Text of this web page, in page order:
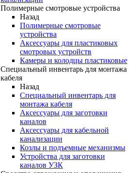
Полимерные смотровые устройства
Назад
Полимерные смотровые
устройства
Аксессуары для пластиковых
смотровых устройств
Камеры и колодцы пластиковые
Специальный инвентарь для монтажа
кабеля
Назад
Специальный инвентарь для
монтажа кабеля
Аксессуары для заготовки
каналов
Аксессуары для кабельной
канализации
Козлы и подъемные механизмы
Устройства для заготовки
каналов УЗК